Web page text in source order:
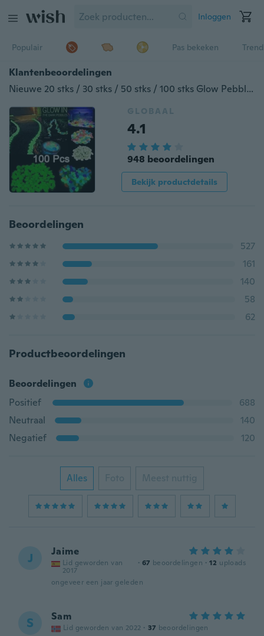
Inloggen
Populair Pas bekeken
Klantenbeoordelingen
Nieuwe 20 stks / 30 stks / 50 stks / 100 stks Glow Pebbles Stones Home Aquarium Outdoor Decor Tuin Stenen Lichtgevende Glowing In The Dark
GLOBAAL
4.1
948 beoordelingen
Bekijk productdetails
Beoordelingen
527
161
140
58
62
Productbeoordelingen
Beoordelingen
Positief
688
Neutraal
140
Negatief
120
Alles Foto Meest nuttig
J Jaime
Lid geworden van
2017
· 67 beoordelingen · 12 uploads
ongeveer een jaar geleden
S Sam
Lid geworden van 2022 · 37 beoordelingen